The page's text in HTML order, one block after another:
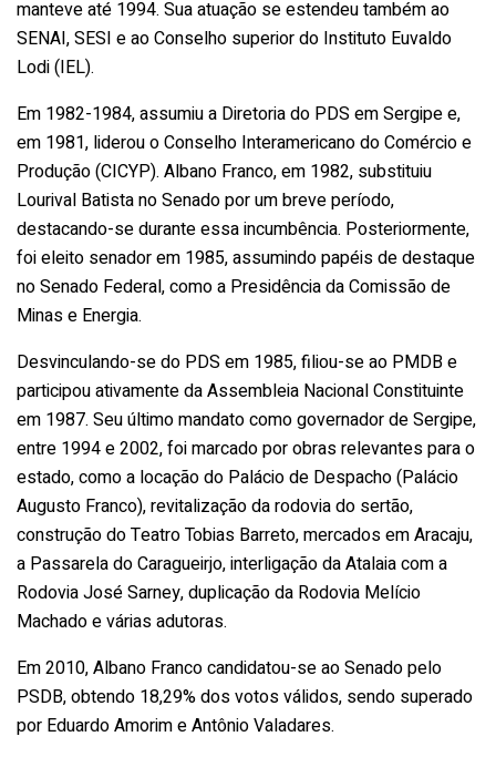
manteve até 1994. Sua atuação se estendeu também ao
SENAI, SESI e ao Conselho superior do Instituto Euvaldo
Lodi (IEL).
Em 1982-1984, assumiu a Diretoria do PDS em Sergipe e,
em 1981, liderou o Conselho Interamericano do Comércio e
Produção (CICYP). Albano Franco, em 1982, substituiu
Lourival Batista no Senado por um breve período,
destacando-se durante essa incumbência. Posteriormente,
foi eleito senador em 1985, assumindo papéis de destaque
no Senado Federal, como a Presidência da Comissão de
Minas e Energia.
Desvinculando-se do PDS em 1985, filiou-se ao PMDB e
participou ativamente da Assembleia Nacional Constituinte
em 1987. Seu último mandato como governador de Sergipe,
entre 1994 e 2002, foi marcado por obras relevantes para o
estado, como a locação do Palácio de Despacho (Palácio
Augusto Franco), revitalização da rodovia do sertão,
construção do Teatro Tobias Barreto, mercados em Aracaju,
a Passarela do Caragueirjo, interligação da Atalaia com a
Rodovia José Sarney, duplicação da Rodovia Melício
Machado e várias adutoras.
Em 2010, Albano Franco candidatou-se ao Senado pelo
PSDB, obtendo 18,29% dos votos válidos, sendo superado
por Eduardo Amorim e Antônio Valadares.